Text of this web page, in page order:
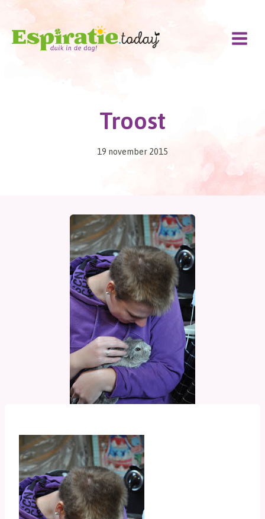
Doorgaan
inhoud
Troost
19 november 2015